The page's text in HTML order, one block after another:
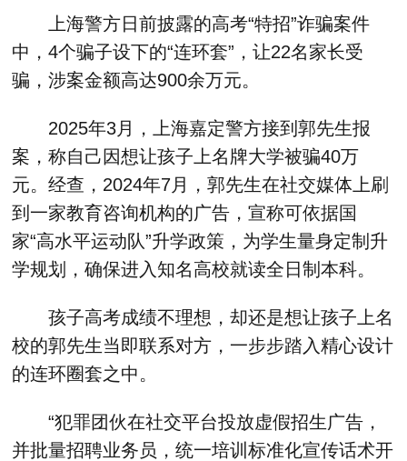
上海警方日前披露的高考“特招”诈骗案件
中，4个骗子设下的“连环套”，让22名家长受
骗，涉案金额高达900余万元。
2025年3月，上海嘉定警方接到郭先生报
案，称自己因想让孩子上名牌大学被骗40万
元。经查，2024年7月，郭先生在社交媒体上刷
到一家教育咨询机构的广告，宣称可依据国
家“高水平运动队”升学政策，为学生量身定制升
学规划，确保进入知名高校就读全日制本科。
孩子高考成绩不理想，却还是想让孩子上名
校的郭先生当即联系对方，一步步踏入精心设计
的连环圈套之中。
“犯罪团伙在社交平台投放虚假招生广告，
并批量招聘业务员，统一培训标准化宣传话术开